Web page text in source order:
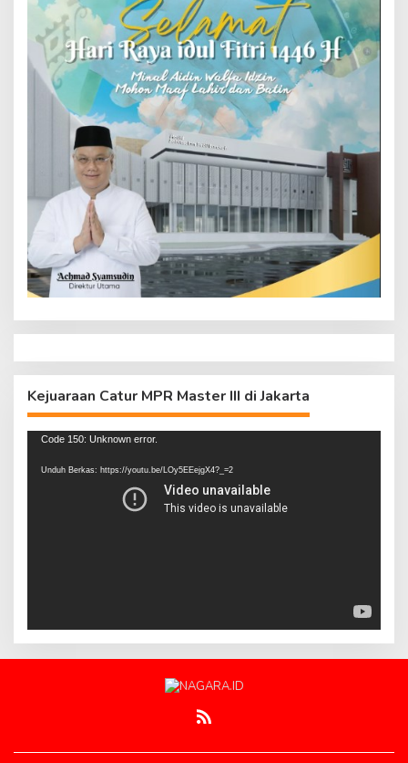
Kejuaraan Catur MPR Master III di Jakarta
Pemutar
Code 150: Unknown error.
Unduh Berkas: https://youtu.be/LOy5EEejgX4?_=2